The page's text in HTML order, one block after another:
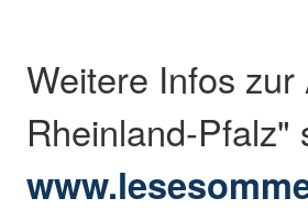
Weitere Infos
Rheinland-Pfalz"